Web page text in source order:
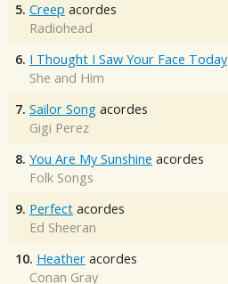
5. Creep acordes
Radiohead
6. I Thought I Saw Your Face Today
She and Him
7. Sailor Song acordes
Gigi Perez
8. You Are My Sunshine acordes
Folk Songs
9. Perfect acordes
Ed Sheeran
10. Heather acordes
Conan Gray